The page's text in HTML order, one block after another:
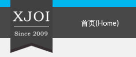
首页(Home)